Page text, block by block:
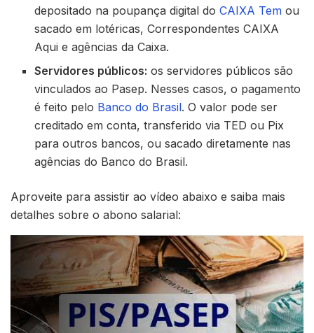
depositado na poupança digital doCAIXA Tem ou
sacado em lotéricas, Correspondentes CAIXA
Aqui e agências da Caixa.
Servidores públicos: os servidores públicos são
vinculados ao Pasep. Nesses casos, o pagamento
é feito pelo Banco do Brasil. O valor pode ser
creditado em conta, transferido via TED ou Pix
para outros bancos, ou sacado diretamente nas
agências do Banco do Brasil.
Aproveite para assistir ao vídeo abaixo e saiba mais
detalhes sobre o abono salarial: